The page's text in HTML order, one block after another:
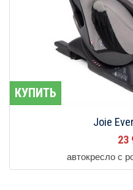
КУПИТЬ
Joie
23
автокресло с